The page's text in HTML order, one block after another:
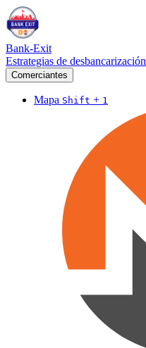
Bank-Exit
Estrategias de desbancarización
Comerciantes
Mapa Shift + 1